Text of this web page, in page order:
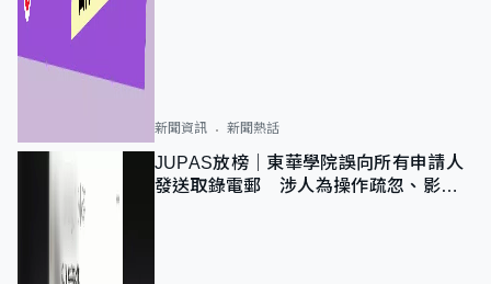
新聞資訊 新聞熱話
JUPAS放榜｜東華學院誤向所有申請人
發送取錄電郵 涉人為操作疏忽、影響